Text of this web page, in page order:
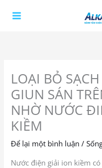
LOẠI BỎ
GIUN SÁN
NHỜ NƯỚC
KIỀM
Để lại một bình luận /
Nước điện giải ion kiềm